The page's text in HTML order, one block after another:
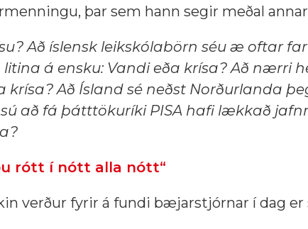
þar sem hann segir meðal
Að íslensk leikskólabörn séu æ oftar
litina á ensku: Vandi eða krísa? Að nærri
krísa? Að Ísland sé neðst Norðurlanda
að fá þátttökuríki PISA hafi lækkað
rótt í nótt alla nótt“
verður fyrir á fundi bæjarstjórnar í dag er